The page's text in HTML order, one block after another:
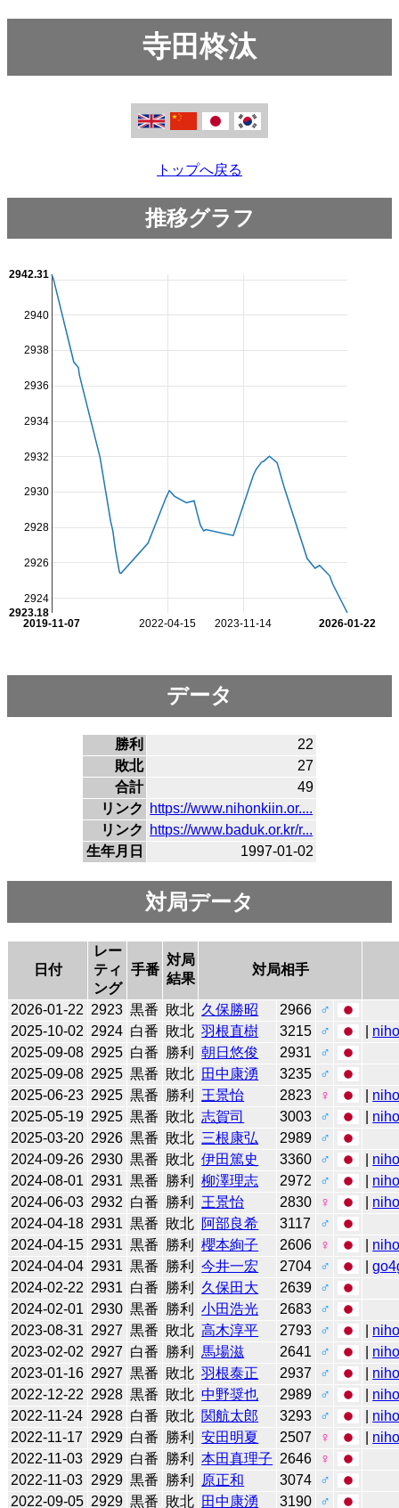
寺田柊汰
トップへ戻る
推移グラフ
2022-04-15 2023-11-14
2019-11-07 2026-01-22
2924
2926
2928
2930
2932
2934
2936
2938
2940
2923.18
2942.31
データ
勝利
22
敗北
27
合計
49
リンク
https://www.nihonkiin.or....
リンク
https://www.baduk.or.kr/r...
生年月日
1997-01-02
対局データ
日付
レー
ティ
ング
手番
対局
結果
対局相手
2026-01-22 2923 黒番 敗北 久保勝昭 2966
♂
2025-10-02 2924 白番 敗北 羽根直樹 3215 ♂
2025-09-08 2925 白番 勝利 朝日悠俊 2931
♂
2025-09-08 2925 黒番 敗北 田中康湧 3235
♂
2025-06-23 2925 黒番 勝利 王景怡 2823 ♀
2025-05-19 2925 黒番 敗北 志賀司 3003 ♂
2025-03-20 2926 黒番 敗北 三根康弘 2989
♂
2024-09-26 2930 黒番 敗北 伊田篤史 3360 ♂
2024-08-01 2931 黒番 勝利 柳澤理志 2972 ♂
2024-06-03 2932 白番 勝利 王景怡 2830 ♀
2024-04-18 2931 黒番 敗北 阿部良希 3117
♂
2024-04-15 2931 黒番 勝利 櫻本絢子 2606 ♀
2024-04-04 2931 黒番 勝利 今井一宏 2704 ♂ |
2024-02-22 2931 白番 勝利 久保田大 2639
♂
2024-02-01 2930 黒番 勝利 小田浩光 2683
♂
2023-08-31 2927 黒番 敗北 高木淳平 2793 ♂
2023-02-02 2927 白番 勝利 馬場滋 2641 ♂
2023-01-16 2927 黒番 敗北 羽根泰正 2937 ♂
2022-12-22 2928 黒番 敗北 中野奨也 2989 ♂
2022-11-24 2928 白番 敗北 関航太郎 3293 ♂
2022-11-17
2929 白番 勝利 安田明夏 2507 ♀
2022-11-03 2929 白番 勝利 本田真理子 2646
♀
2022-11-03 2929 黒番 勝利 原正和 3074
♂
2022-09-05 2929 黒番 敗北 田中康湧 3190
♂